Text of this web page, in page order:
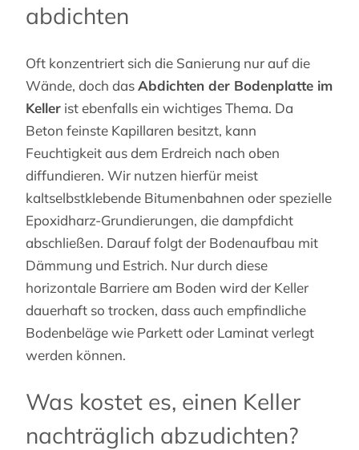
abdichten
Oft konzentriert sich die Sanierung nur auf die
Wände, doch dasAbdichten der Bodenplatte im
Keller ist ebenfalls ein wichtiges Thema. Da
Beton feinste Kapillaren besitzt, kann
Feuchtigkeit aus dem Erdreich nach oben
diffundieren. Wir nutzen hierfür meist
kaltselbstklebende Bitumenbahnen oder spezielle
Epoxidharz-Grundierungen, die dampfdicht
abschließen. Darauf folgt der Bodenaufbau mit
Dämmung und Estrich. Nur durch diese
horizontale Barriere am Boden wird der Keller
dauerhaft so trocken, dass auch empfindliche
Bodenbeläge wie Parkett oder Laminat verlegt
werden können.
Was kostet es, einen Keller
nachträglich abzudichten?